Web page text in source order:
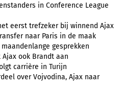
in Conference League
eerst trefzeker bij winnend Ajax
naar Paris in de maak
gesprekken
ook Brandt aan
carrière in Turijn
over Vojvodina, Ajax naar